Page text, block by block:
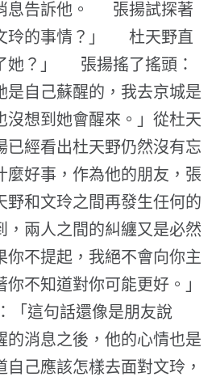
息告訴他。 張揚試探著
玲的事情？」 杜天野直
她？」 張揚搖了搖頭：
是自己蘇醒的，我去京城是
沒想到她會醒來。」從杜天
已經看出杜天野仍然沒有忘
麼好事，作為他的朋友，張
野和文玲之間再發生任何的
，兩人之間的糾纏又是必然
你不提起，我絕不會向你主
不知道對你可能更好。」
這句話還像是朋友說
的消息之後，他的心情也是
己應該怎樣去面對文玲，